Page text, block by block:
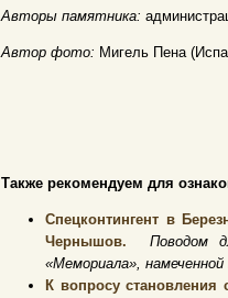
Авторы памятника:
Автор фото: Мигель Пена
Также рекомендуем для
Спецконтингент в
Чернышов.
Поводом
«Мемориала», намеченной
К вопросу становления